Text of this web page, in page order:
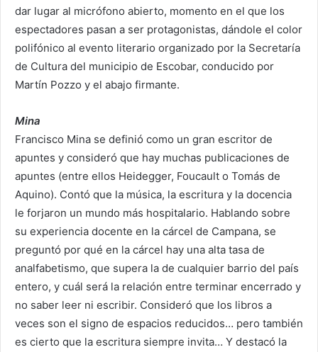
dar lugar al micrófono abierto, momento en el que los
espectadores pasan a ser protagonistas, dándole el color
polifónico al evento literario organizado por la Secretaría
de Cultura del municipio de Escobar, conducido por
Martín Pozzo y el abajo firmante.
Mina
Francisco Mina se definió como un gran escritor de
apuntes y consideró que hay muchas publicaciones de
apuntes (entre ellos Heidegger, Foucault o Tomás de
Aquino). Contó que la música, la escritura y la docencia
le forjaron un mundo más hospitalario. Hablando sobre
su experiencia docente en la cárcel de Campana, se
preguntó por qué en la cárcel hay una alta tasa de
analfabetismo, que supera la de cualquier barrio del país
entero, y cuál será la relación entre terminar encerrado y
no saber leer ni escribir. Consideró que los libros a
veces son el signo de espacios reducidos… pero también
es cierto que la escritura siempre invita… Y destacó la